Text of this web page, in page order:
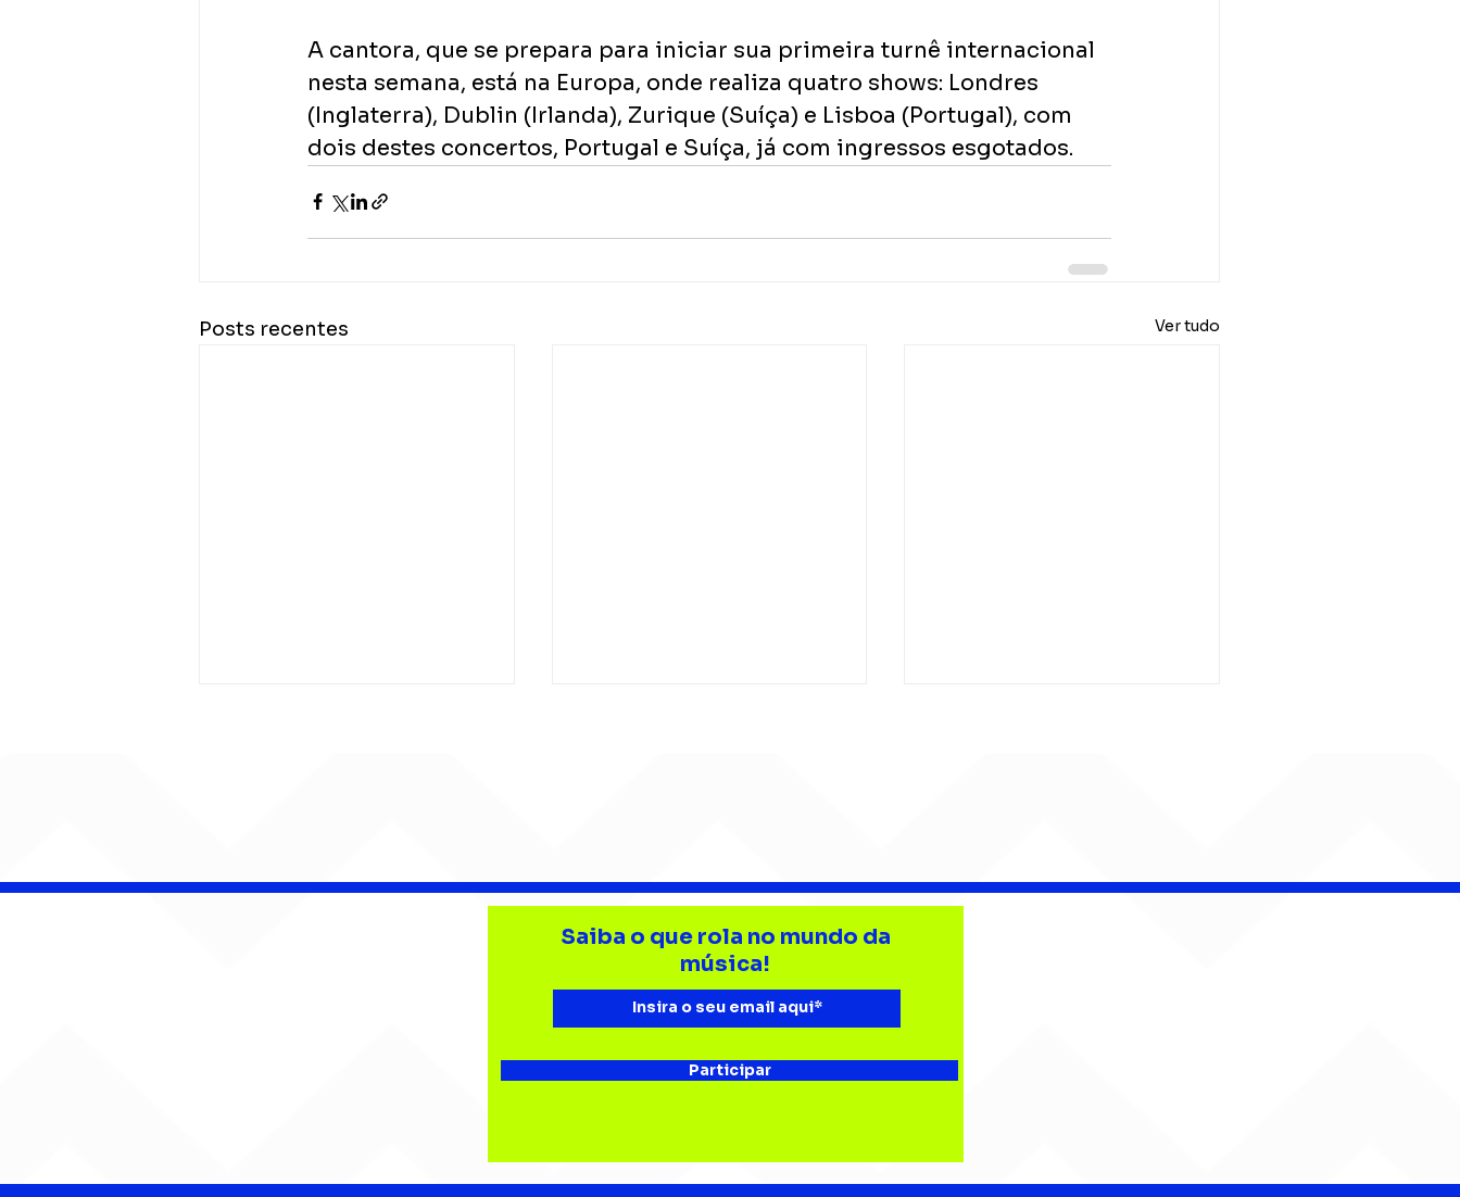
A cantora, que se prepara para iniciar sua primeira turnê internacional
nesta semana, está na Europa, onde realiza quatro shows: Londres
(Inglaterra), Dublin (Irlanda), Zurique (Suíça) e Lisboa (Portugal), com
dois destes concertos, Portugal e Suíça, já com ingressos esgotados.
Posts recentes Ver tudo
AUMENTA O SOM!
Gui Isnard conduz o ZERØ
reinvenção em “Labirinto
Gabriel Elias faz da
Saiba o que rola no mundo da
música!
Participar